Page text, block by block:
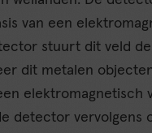
van een
stuurt dit veld
dit metalen
elektromagnetisch
detector vervolgens